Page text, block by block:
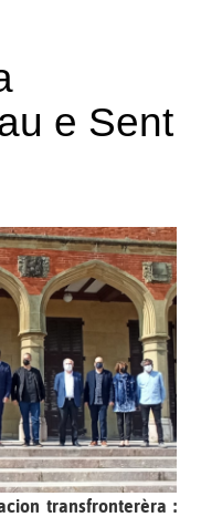
e Sent
transfronterèra :